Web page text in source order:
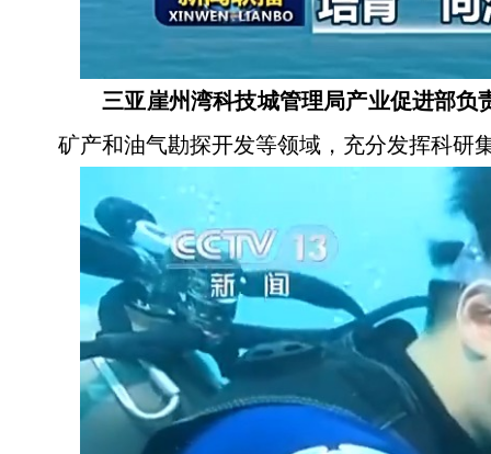
三亚崖州湾科技城管理局产业促进部负
矿产和油气勘探开发等领域，充分发挥科研